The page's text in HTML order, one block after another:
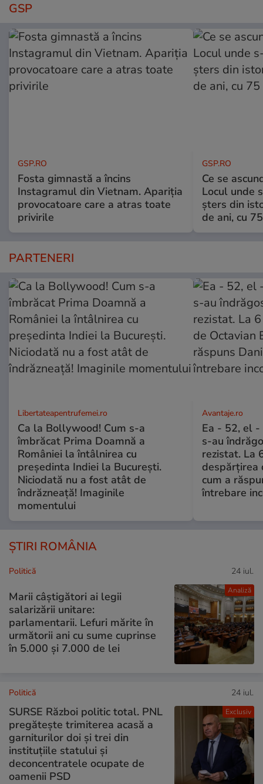
GSP
GSP.RO
Fosta gimnastă a încins
Instagramul din Vietnam. Apariția
provocatoare care a atras toate
privirile
GSP.RO
Ce se
Locul unde
șters din
de ani, cu
PARTENERI
Libertateapentrufemei.ro
Ca la Bollywood! Cum s-a
îmbrăcat Prima Doamnă a
României la întâlnirea cu
președinta Indiei la București.
Niciodată nu a fost atât de
îndrăzneață! Imaginile
momentului
Avantaje.ro
Ea - 52, el -
s-au
rezistat. La
despărțirea
cum a
întrebare
ȘTIRI ROMÂNIA
Analiză
Politică 24 iul.
Marii câștigători ai legii
salarizării unitare:
parlamentarii. Lefuri mărite în
următorii ani cu sume cuprinse
în 5.000 și 7.000 de lei
Exclusiv
Politică 24 iul.
SURSE Război politic total. PNL
pregătește trimiterea acasă a
garniturilor doi și trei din
instituțiile statului și
deconcentratele ocupate de
oamenii PSD